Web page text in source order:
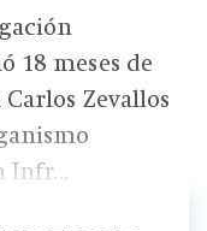
18 meses de
Zevallos
Infr...